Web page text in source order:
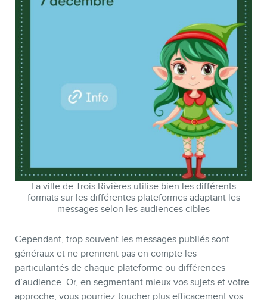
La ville de Trois Rivières utilise bien les différents
formats sur les différentes plateformes adaptant les
messages selon les audiences cibles
Cependant, trop souvent les messages publiés sont
généraux et ne prennent pas en compte les
particularités de chaque plateforme ou différences
d’audience. Or, en segmentant mieux vos sujets et votre
approche, vous pourriez toucher plus efficacement vos